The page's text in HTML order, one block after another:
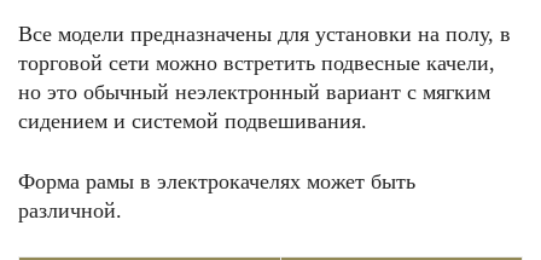
Все модели предназначены для установки на полу, в
торговой сети можно встретить подвесные качели,
но это обычный неэлектронный вариант с мягким
сидением и системой подвешивания.
Форма рамы в электрокачелях может быть
различной.